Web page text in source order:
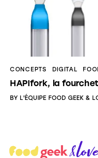
Food’Art
Food’Event
Food’Life
CONCEPTS DIGITAL
HAPIfork, la
BY L'ÉQUIPE FOOD GEEK &